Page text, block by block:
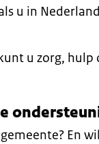
u in
u zorg,
En